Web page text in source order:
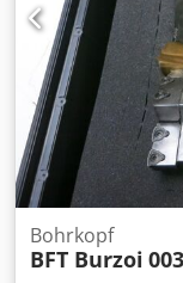
Ø 15 mm,
mit
Aufnahme)
Eigengewicht: 61
Bohrkopf
BFT Burzoi